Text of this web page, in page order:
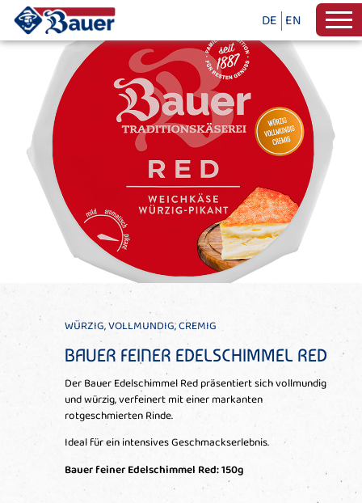
DE EN
WÜRZIG, VOLLMUNDIG, CREMIG
BAUER FEINER EDELSCHIMMEL RED
Der Bauer Edelschimmel Redpräsentiert sich vollmundig
und würzig, verfeinert mit einer markanten
rotgeschmierten Rinde.
Ideal für ein intensives Geschmackserlebnis.
Bauer feiner Edelschimmel Red: 150g